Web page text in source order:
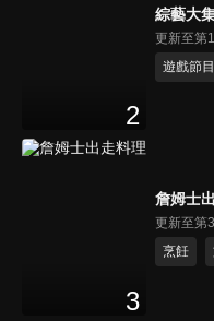
2
綜藝大
更新至第
遊戲節目
3
詹姆士
更新至第
烹飪